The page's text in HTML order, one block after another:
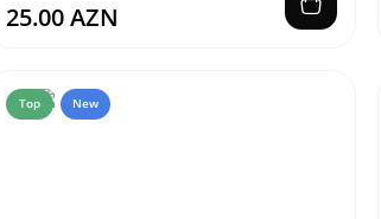
25.00 AZN
Top New